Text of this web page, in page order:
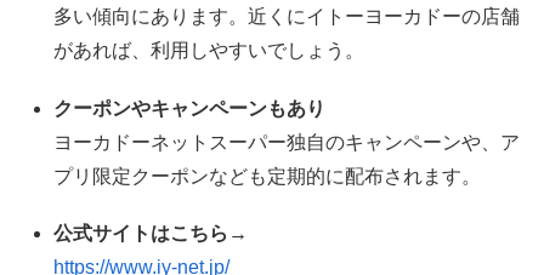
多い傾向にあります。近くにイトーヨーカドーの店舗
があれば、利用しやすいでしょう。
クーポンやキャンペーンもあり
ヨーカドーネットスーパー独自のキャンペーンや、ア
プリ限定クーポンなども定期的に配布されます。
公式サイトはこちら→
https://www.iy-net.jp/